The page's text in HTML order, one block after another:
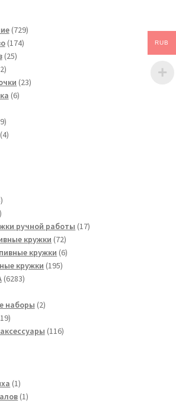
729729
174174
2525
22
товара
2323
66
39
товаров
44
1343
товара
ручной работы 1717
кружки 7272
товара
кружки 66
кружки 195195
62836283
наборы 22
419
товаров
116116
11
товар
11
RUB